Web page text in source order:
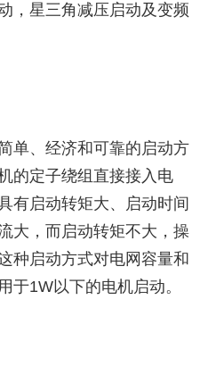
，星三角减压启动及变频
、经济和可靠的启动方
的定子绕组直接接入电
有启动转矩大、启动时间
大，而启动转矩不大，操
种启动方式对电网容量和
于1W以下的电机启动。